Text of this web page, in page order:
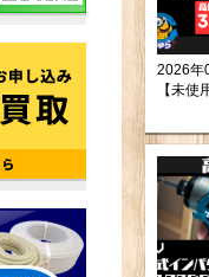
2026年
【未